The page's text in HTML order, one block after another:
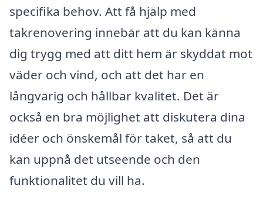
specifika behov. Att få hjälp med
takrenovering innebär att du kan känna
dig trygg med att ditt hem är skyddat mot
väder och vind, och att det har en
långvarig och hållbar kvalitet. Det är
också en bra möjlighet att diskutera dina
idéer och önskemål för taket, så att du
kan uppnå det utseende och den
funktionalitet du vill ha.